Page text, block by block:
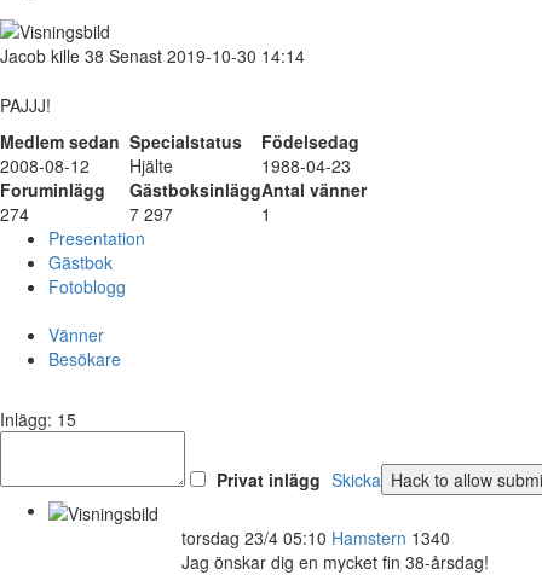
Jacob kille 38 Senast 2019-10-30 14:14
PAJJJ!
Medlem sedan Specialstatus
Födelsedag
2008-08-12
Hjälte
1988-04-23
Foruminlägg
GästboksinläggAntal vänner
274
7 297
1
Presentation
Gästbok
Fotoblogg
Vänner
Besökare
Inlägg: 15
Privat inlägg Skicka
torsdag 23/4 05:10 Hamstern 1340
Jag önskar dig en mycket fin 38-årsdag!